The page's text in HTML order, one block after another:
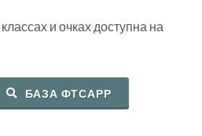
и очках доступна на
БАЗА ФТСАРР